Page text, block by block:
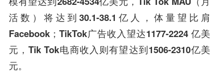
活数） 将达到30.1-38.1亿人，体量望比肩
Facebook； TikTok广告收入望达1177-2224 亿美
元，Tik Tok电商收入则有望达到1506-2310亿美
元。